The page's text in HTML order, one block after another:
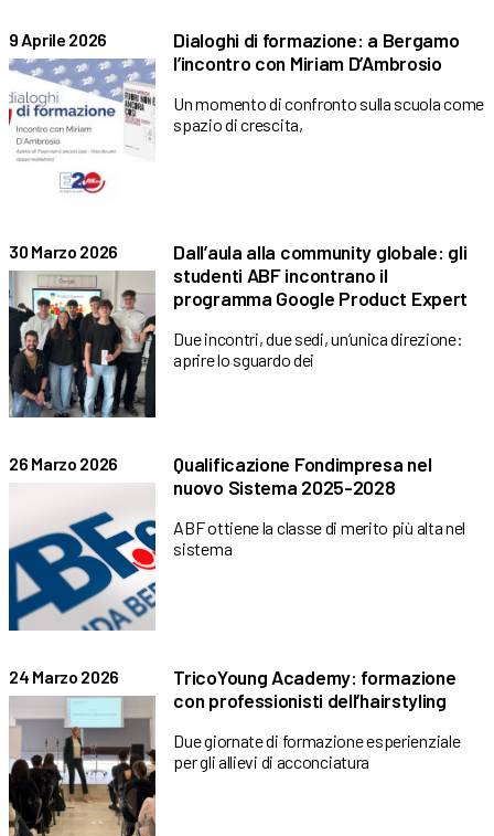
9 Aprile 2026
Dialoghi di formazione: a Bergamo
l’incontro con Miriam D’Ambrosio
Un momento di confronto sulla scuola come
spazio di crescita,
30 Marzo 2026
Dall’aula alla community globale: gli
studenti ABF incontrano il
programma Google Product Expert
Due incontri, due sedi, un’unica direzione:
aprire lo sguardo dei
26 Marzo 2026
Qualificazione Fondimpresa nel
nuovo Sistema 2025-2028
ABF ottiene la classe di merito più alta nel
sistema
24 Marzo 2026
TricoYoung Academy: formazione
con professionisti dell’hairstyling
Due giornate di formazione esperienziale
per gli allievi di acconciatura